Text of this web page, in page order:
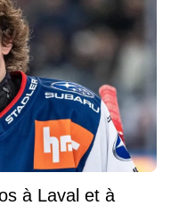
à Laval et à